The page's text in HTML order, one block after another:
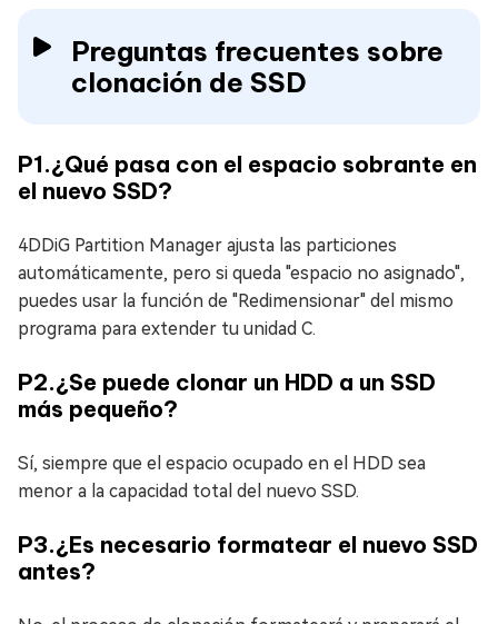
Preguntas frecuentes sobre
clonación de SSD
P1.¿Qué pasa con el espacio sobrante en
el nuevo SSD?
4DDiG Partition Manager ajusta las particiones
automáticamente, pero si queda "espacio no asignado",
puedes usar la función de "Redimensionar" del mismo
programa para extender tu unidad C.
P2.¿Se puede clonar un HDD a un SSD
más pequeño?
Sí, siempre que el espacio ocupado en el HDD sea
menor a la capacidad total del nuevo SSD.
P3.¿Es necesario formatear el nuevo SSD
antes?